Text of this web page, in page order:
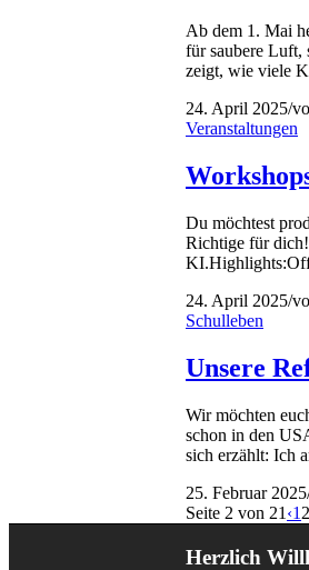
Ab dem 1. Mai
für saubere Luft,
zeigt, wie viele
24. April 2025/
Veranstaltungen
Du möchtest
Richtige für dich!
24. April 2025/
Schulleben
Unsere
Wir möchten
schon in den
sich erzählt: Ich
25. Februar 2025
Seite 2 von 21 ‹1 2
Herzlich